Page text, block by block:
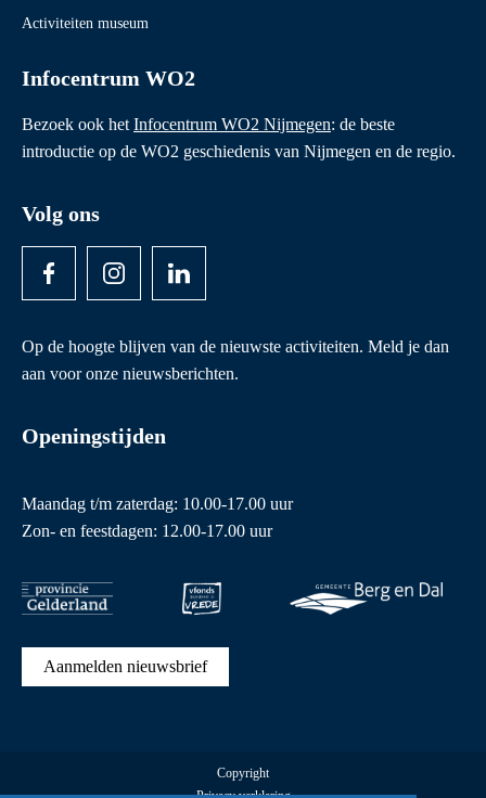
Activiteiten museum
Infocentrum WO2
Bezoek ook het Infocentrum WO2 Nijmegen: de beste
introductie op de WO2 geschiedenis van Nijmegen en de regio.
Volg ons
Op de hoogte blijven van de nieuwste activiteiten. Meld je dan
aan voor onze nieuwsberichten.
Openingstijden
Maandag t/m zaterdag: 10.00-17.00 uur
Zon- en feestdagen: 12.00-17.00 uur
Aanmelden nieuwsbrief
Copyright